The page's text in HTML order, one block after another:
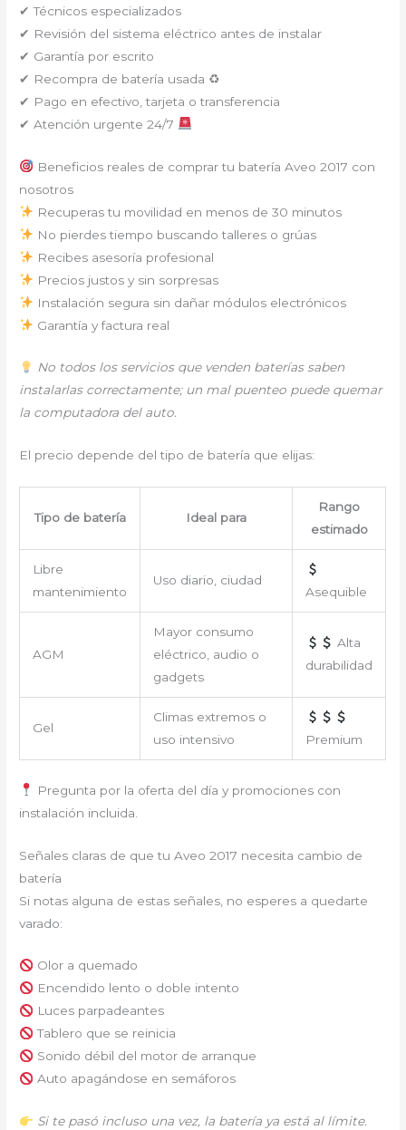
✔ Técnicos especializados
✔ Revisión del sistema eléctrico antes de instalar
✔ Garantía por escrito
✔ Recompra de batería usada ♻
✔ Pago en efectivo, tarjeta o transferencia
✔ Atención urgente 24/7
Beneficios reales de comprar tu batería Aveo 2017 con
nosotros
Recuperas tu movilidad en menos de 30 minutos
No pierdes tiempo buscando talleres o grúas
Recibes asesoría profesional
Precios justos y sin sorpresas
Instalación segura sin dañar módulos electrónicos
Garantía y factura real
No todos los servicios que venden baterías saben
instalarlas correctamente; un mal puenteo puede quemar
la computadora del auto.
El precio depende del tipo de batería que elijas:
Tipo de batería Ideal para
Rango
estimado
Libre
mantenimiento
Uso diario, ciudad
Asequible
AGM
Mayor consumo
eléctrico, audio o
gadgets
Alta
durabilidad
Gel
Climas extremos o
uso intensivo
Premium
Pregunta por la oferta del día y promociones con
instalación incluida.
Señales claras de que tu Aveo 2017 necesita cambio de
batería
Si notas alguna de estas señales, no esperes a quedarte
varado:
Olor a quemado
Encendido lento o doble intento
Luces parpadeantes
Tablero que se reinicia
Sonido débil del motor de arranque
Auto apagándose en semáforos
Si te pasó incluso una vez, la batería ya está al límite.